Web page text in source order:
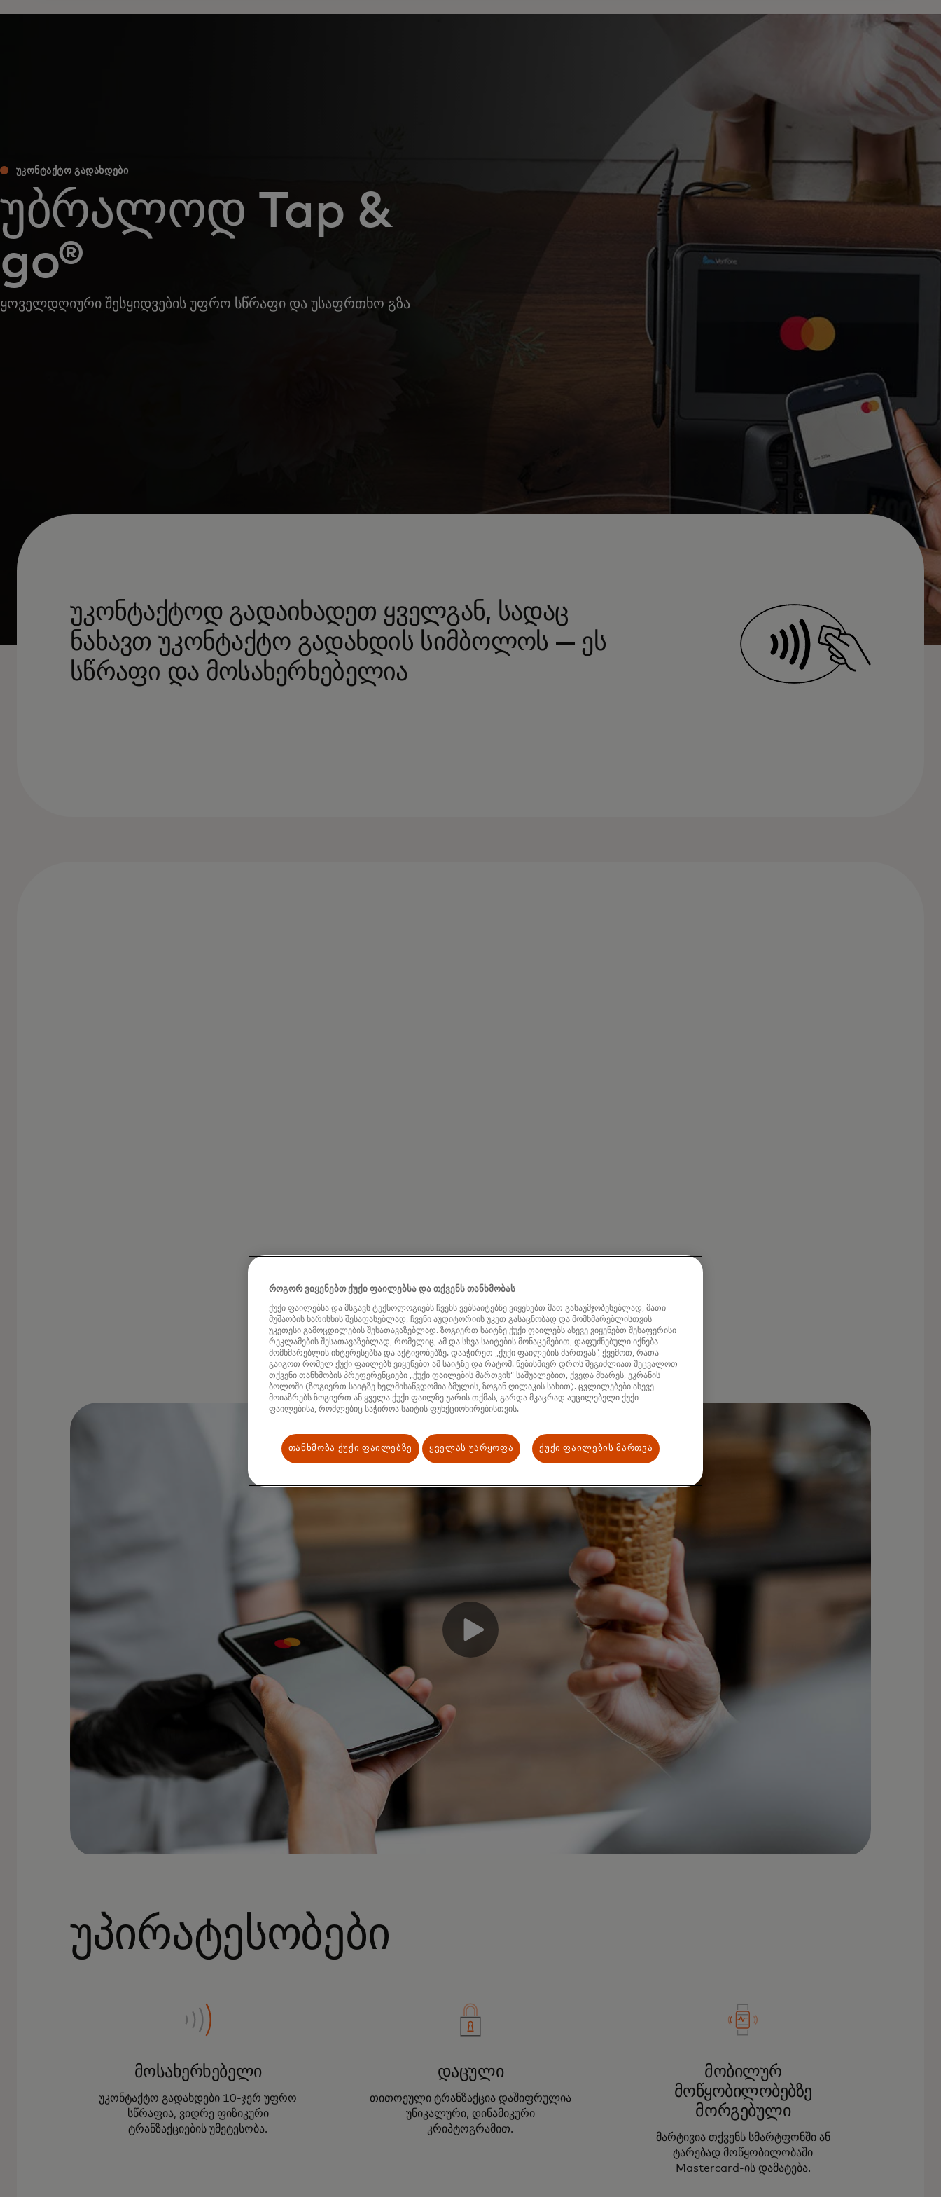
ᲣᲙᲝᲜᲢᲐᲥᲢᲝ ᲒᲐᲓᲐᲮᲓᲔᲑᲘ
უბრალოდ Tap &
go®
ყოველდღიური შესყიდვების უფრო სწრაფი და უსაფრთხო გზა
უკონტაქტოდ გადაიხადეთ ყველგან, სადაც
ნახავთ უკონტაქტო გადახდის სიმბოლოს — ეს
სწრაფი და მოსახერხებელია
თქვენი ბარათი თუ მოწყობილობა მუდამ თქვენს ხელთაა და
თქვენი გადახდები დაცულია დაშიფვრით.
უპირატესობები
მოსახერხებელი
უკონტაქტო გადახდები 10-ჯერ უფრო
სწრაფია, ვიდრე ფიზიკური
ტრანზაქციების უმეტესობა.
დაცული
თითოეული ტრანზაქცია დაშიფრულია
უნიკალური, დინამიკური
კრიპტოგრამით.
მობილურ
მოწყობილობებზე
მორგებული
მარტივია თქვენს სმარტფონში ან
ტარებად მოწყობილობაში
Mastercard-ის დამატება.
როგორ ვიყენებთ ქუქი ფაილებსა და თქვენს თანხმობას
ქუქი ფაილებსა და მსგავს ტექნოლოგიებს ჩვენს ვებსაიტებზე ვიყენებთ მათ გასაუმჯობესებლად, მათი
მუშაობის ხარისხის შესაფასებლად, ჩვენი აუდიტორიის უკეთ გასაცნობად და მომხმარებლისთვის
უკეთესი გამოცდილების შესათავაზებლად. ზოგიერთ საიტზე ქუქი ფაილებს ასევე ვიყენებთ შესაფერისი
რეკლამების შესათავაზებლად, რომელიც, ამ და სხვა საიტების მონაცემებით, დაფუძნებული იქნება
მომხმარებლის ინტერესებსა და აქტივობებზე. დააჭირეთ „ქუქი ფაილების მართვას“, ქვემოთ, რათა
გაიგოთ რომელ ქუქი ფაილებს ვიყენებთ ამ საიტზე და რატომ. ნებისმიერ დროს შეგიძლიათ შეცვალოთ
თქვენი თანხმობის პრეფერენციები „ქუქი ფაილების მართვის“ საშუალებით, ქვედა მხარეს, ეკრანის
ბოლოში (ზოგიერთ საიტზე ხელმისაწვდომია ბმულის, ზოგან ღილაკის სახით). ცვლილებები ასევე
მოიაზრებს ზოგიერთ ან ყველა ქუქი ფაილზე უარის თქმას, გარდა მკაცრად აუცილებელი ქუქი
ფაილებისა, რომლებიც საჭიროა საიტის ფუნქციონირებისთვის.
თანხმობა ქუქი ფაილებზე ყველას უარყოფა ქუქი ფაილების მართვა